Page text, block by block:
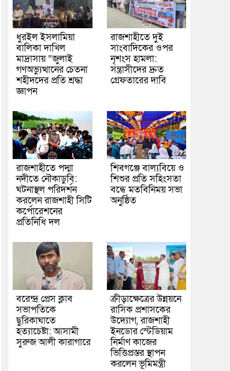
ধুরইল ইসলামিয়া
বালিকা দাখিল
মাদ্রাসায় “জুলাই
গণঅভ্যুত্থানের চেতনা
শহীদদের প্রতি শ্রদ্ধা
জ্ঞাপন
রাজশাহীতে দুই
সাংবাদিকের ওপর
নৃশংস হামলা:
সন্ত্রাসীদের দ্রুত
গ্রেফতারের দাবি
রাজশাহীতে পদ্মা
নদীতে নৌকাডুবি:
ঘটনাস্থল পরিদর্শন
করলেন রাজশাহী সিটি
কর্পোরেশনের
প্রতিনিধি দল
শিবগঞ্জে বাল্যবিয়ে ও
শিশুর প্রতি সহিংসতা
বন্ধে মতবিনিময় সভা
অনুষ্ঠিত
বরেন্দ্র প্রেস ক্লাব
সভাপতিকে
ছুরিকাঘাতে
হত্যাচেষ্টা: আসামী
সুরুজ আলী কারাগারে
ক্রীড়াক্ষেত্রের উন্নয়নে
রাসিক প্রশাসকের
উদ্যোগ, রাজশাহী
ইনডোর স্টেডিয়াম
নির্মাণ কাজের
ভিত্তিপ্রস্তর স্থাপন
করলেন ভূমিমন্ত্রী